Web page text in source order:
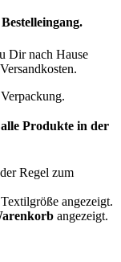
Dir nach Hause
Produkte in der
Regel zum
angezeigt.
angezeigt.